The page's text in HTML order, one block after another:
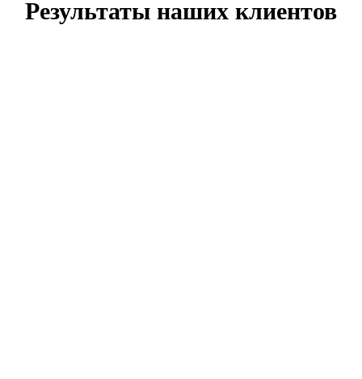
Результаты наших клиентов